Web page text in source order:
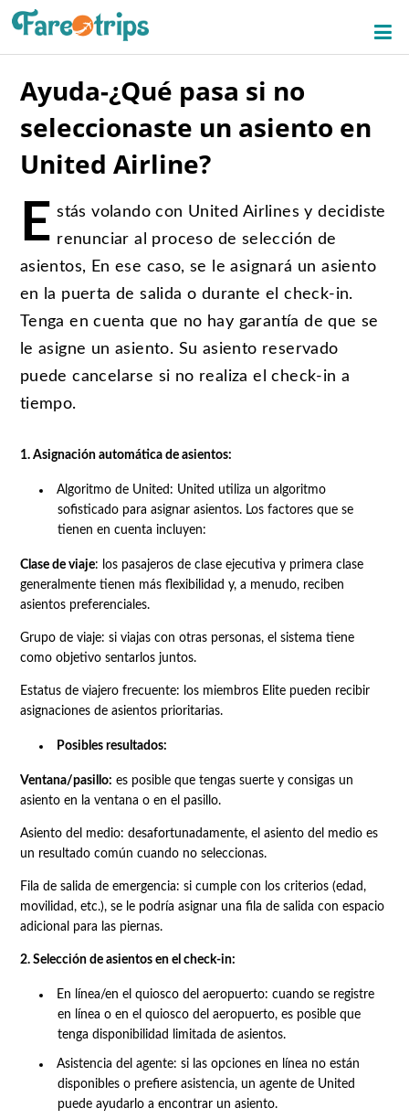
Ayuda-¿Qué pasa si no
seleccionaste un asiento en
United Airline?
E stás volando con United Airlines y decidiste
renunciar al proceso de selección de
asientos, En ese caso, se le asignará un asiento
en la puerta de salida o durante el check-in.
Tenga en cuenta que no hay garantía de que se
le asigne un asiento. Su asiento reservado
puede cancelarse si no realiza el check-in a
tiempo.
1. Asignación automática de asientos:
Algoritmo de United: United utiliza un algoritmo
sofisticado para asignar asientos. Los factores que se
tienen en cuenta incluyen:
Clase de viaje: los pasajeros de clase ejecutiva y primera clase
generalmente tienen más flexibilidad y, a menudo, reciben
asientos preferenciales.
Grupo de viaje: si viajas con otras personas, el sistema tiene
como objetivo sentarlos juntos.
Estatus de viajero frecuente: los miembros Elite pueden recibir
asignaciones de asientos prioritarias.
Posibles resultados:
Ventana/pasillo: es posible que tengas suerte y consigas un
asiento en la ventana o en el pasillo.
Asiento del medio: desafortunadamente, el asiento del medio es
un resultado común cuando no seleccionas.
Fila de salida de emergencia: si cumple con los criterios (edad,
movilidad, etc.), se le podría asignar una fila de salida con espacio
adicional para las piernas.
2. Selección de asientos en el check-in:
En línea/en el quiosco del aeropuerto: cuando se registre
en línea o en el quiosco del aeropuerto, es posible que
tenga disponibilidad limitada de asientos.
Asistencia del agente: si las opciones en línea no están
disponibles o prefiere asistencia, un agente de United
puede ayudarlo a encontrar un asiento.